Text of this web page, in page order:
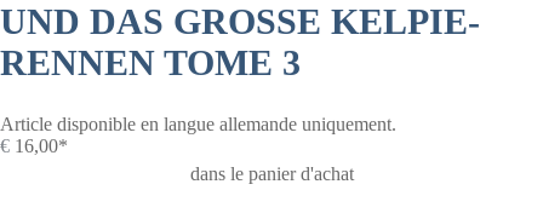
UND DAS GROSSE KELPIE-R
ENNEN TOME 3
Article disponible en langue allemande uniquement.
€ 16,00*
dans le panier d'achat